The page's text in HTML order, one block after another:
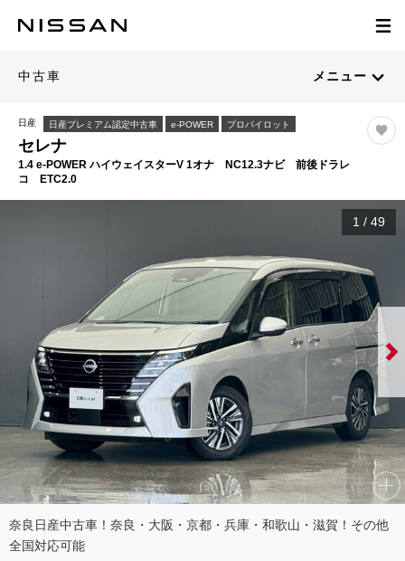
中古車 メニュー
日産 日産プレミアム認定中古車 e-POWER プロパイロット
セレナ
1.4 e-POWER ハイウェイスターV 1オナ NC12.3ナビ 前後ドラレ
コ ETC2.0
1 / 49
奈良日産中古車！奈良・大阪・京都・兵庫・和歌山・滋賀！その他
全国対応可能